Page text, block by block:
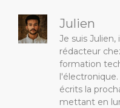
Julien
Je suis
rédacteur
formation
écrits la
mettant en